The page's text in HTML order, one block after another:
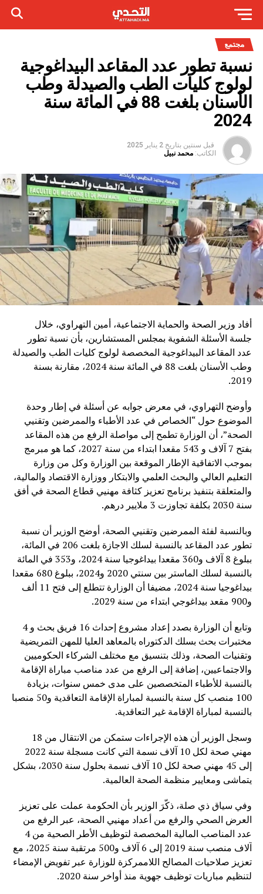
مجتمع
نسبة تطور عدد المقاعد البيداغوجية
لولوج كليات الطب والصيدلة وطب
الأسنان بلغت 88 في المائة سنة
2024
قبل سنتين بتاريخ 2 يناير 2025
الكاتب: محمد نبيل
أفاد وزير الصحة والحماية الاجتماعية، أمين التهراوي، خلال
جلسة الأسئلة الشفوية بمجلس المستشارين، بأن نسبة تطور
عدد المقاعد البيداغوجية المخصصة لولوج كليات الطب والصيدلة
وطب الأسنان بلغت 88 في المائة سنة 2024، مقارنة بسنة
2019.
وأوضح التهراوي، في معرض جوابه عن أسئلة في إطار وحدة
الموضوع حول “الخصاص في عدد الأطباء والممرضين وتقنيي
الصحة”، أن الوزارة تطمح إلى مواصلة الرفع من هذه المقاعد
بفتح 7 آلاف و 543 مقعدا ابتداء من سنة 2027، كما هو مبرمج
بموجب الاتفاقية الإطار الموقعة بين الوزارة وكل من وزارة
التعليم العالي والبحث العلمي والابتكار ووزارة الاقتصاد والمالية،
والمتعلقة بتنفيذ برنامج تعزيز كثافة مهنيي قطاع الصحة في أفق
سنة 2030 بكلفة تجاوزت 3 ملايير درهم.
وبالنسبة لفئة الممرضين وتقنيي الصحة، أوضح الوزير أن نسبة
تطور عدد المقاعد بالنسبة لسلك الاجازة بلغت 206 في المائة،
ببلوغ 8 آلاف و360 مقعدا بيداغوجيا سنة 2024، و353 في المائة
بالنسبة لسلك الماستر بين سنتي 2020 و2024، ببلوغ 680 مقعدا
بيداغوجيا سنة 2024، مضيفا أن الوزارة تتطلع إلى فتح 11 ألف
و900 مقعد بيداغوجي ابتداء من سنة 2029.
وتابع أن الوزارة بصدد إعداد مشروع إحداث 16 فريق بحث و 4
مختبرات بحث بسلك الدكتوراه بالمعاهد العليا للمهن التمريضية
وتقنيات الصحة، وذلك بتنسيق مع مختلف الشركاء الحكوميين
والاجتماعيين، إضافة إلى الرفع من عدد مناصب مباراة الإقامة
بالنسبة للأطباء المتخصصين على مدى خمس سنوات، بزيادة
100 منصب كل سنة بالنسبة لمباراة الإقامة التعاقدية و50 منصبا
بالنسبة لمباراة الإقامة غير التعاقدية.
وسجل الوزير أن هذه الإجراءات ستمكن من الانتقال من 18
مهني صحة لكل 10 آلاف نسمة التي كانت مسجلة سنة 2022
إلى 45 مهني صحة لكل 10 آلاف نسمة بحلول سنة 2030، بشكل
يتماشى ومعايير منظمة الصحة العالمية.
وفي سياق ذي صلة، ذكّرَ الوزير بأن الحكومة عملت على تعزيز
العرض الصحي والرفع من أعداد مهنيي الصحة، عبر الرفع من
عدد المناصب المالية المخصصة لتوظيف الأطر الصحية من 4
آلاف منصب سنة 2019 إلى 6 آلاف و500 مرتقبة سنة 2025، مع
تعزيز صلاحيات المصالح اللاممركزة للوزارة عبر تفويض الإمضاء
لتنظيم مباريات توظيف جهوية منذ أواخر سنة 2020.